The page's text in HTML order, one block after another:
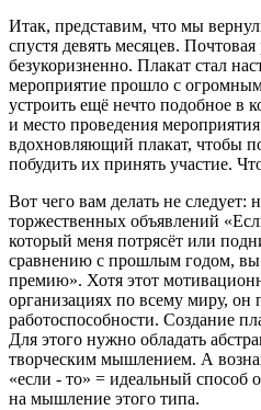
Итак, представим, что мы
спустя девять месяцев.
безукоризненно. Плакат стал
мероприятие прошло с
устроить ещё нечто подобное в
и место проведения
вдохновляющий плакат, чтобы
побудить их принять участие.
Вот чего вам делать не следует:
торжественных объявлений
который меня потрясёт или
сравнению с прошлым годом,
премию». Хотя этот
организациях по всему миру,
работоспособности. Создание
Для этого нужно обладать
творческим мышлением. А
«если - то» = идеальный способ
на мышление этого типа.